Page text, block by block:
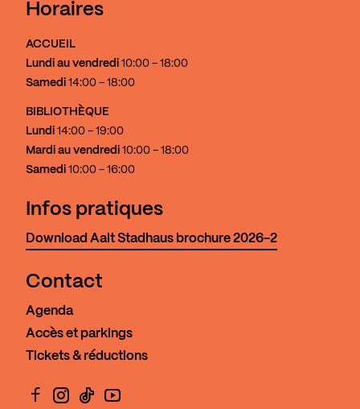
Horaires
ACCUEIL
Lundi au vendredi 10:00 - 18:00
Samedi 14:00 - 18:00
BIBLIOTHÈQUE
Lundi 14:00 - 19:00
Mardi au vendredi 10:00 - 18:00
Samedi 10:00 - 16:00
Infos pratiques
Download Aalt Stadhaus brochure 2026-2
Contact
Agenda
Accès et parkings
Tickets & réductions